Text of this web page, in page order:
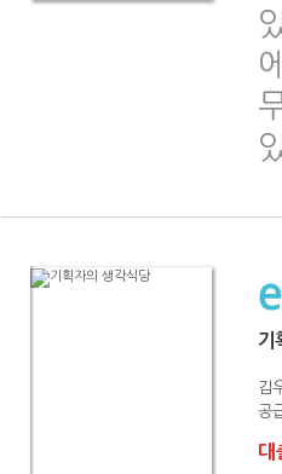
기
김
공
대